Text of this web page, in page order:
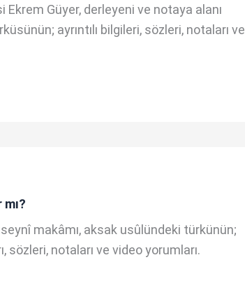
Güyer, derleyeni ve notaya alanı
ayrıntılı bilgileri, sözleri, notaları ve
makâmı, aksak usûlündeki türkünün;
sözleri, notaları ve video yorumları.